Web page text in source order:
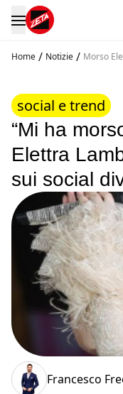
Home / Notizie / Morso
social e trend
“Mi ha
Elettra
sui social
Francesco